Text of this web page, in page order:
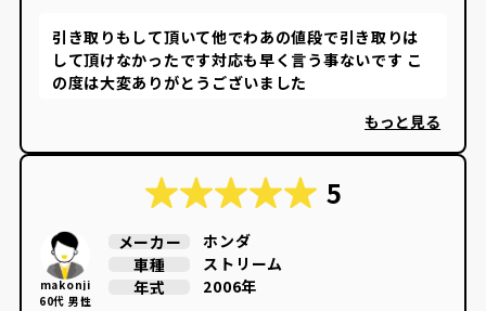
引き取りもして頂いて他でわあの値段で引き取りは
して頂けなかったです対応も早く言う事ないです こ
の度は大変ありがとうございました
もっと見る
5
makonji
60代 男性
メーカー
ホンダ
車種
ストリーム
年式
2006年